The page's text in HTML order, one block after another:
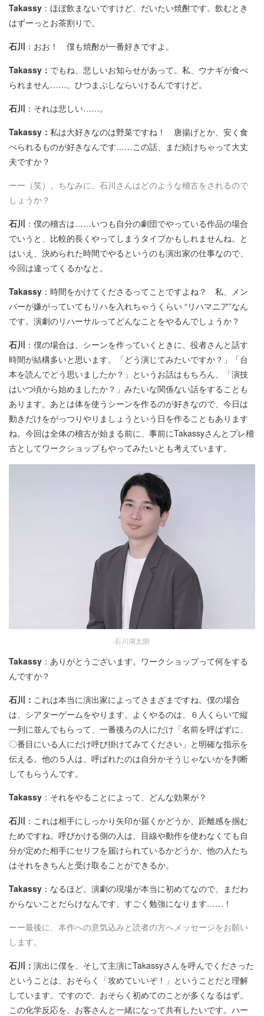
Takassy ：ほぼ飲まないですけど、だいたい焼酎です。飲むとき
はずーっとお茶割りで。
石川 ：おお！ 僕も焼酎が一番好きですよ。
Takassy： でもね、悲しいお知らせがあって。私、ウナギが食べ
られません……。ひつまぶしならいけるんですけど。
石川 ：それは悲しい……。
Takassy： 私は大好きなのは野菜ですね！ 唐揚げとか、安く食
べられるものが好きなんです……この話、まだ続けちゃって大丈
夫ですか？
ーー（笑）。ちなみに、石川さんはどのような稽古をされるので
しょうか？
石川 ：僕の稽古は……いつも自分の劇団でやっている作品の場合
でいうと、比較的長くやってしまうタイプかもしれませんね。と
はいえ、決められた時間でやるというのも演出家の仕事なので、
今回は違ってくるかなと。
Takassy ：時間をかけてくださるってことですよね？ 私、メン
バーが嫌がっていてもリハを入れちゃうくらい “リハマニア”なん
です。演劇のリハーサルってどんなことをやるんでしょうか？
石川 ：僕の場合は、シーンを作っていくときに、役者さんと話す
時間が結構多いと思います。「どう演じてみたいですか？」「台
本を読んでどう思いましたか？」というお話はもちろん、「演技
はいつ頃から始めましたか？」みたいな関係ない話をすることも
あります。あとは体を使うシーンを作るのが好きなので、今日は
動きだけをがっつりやりましょうという日を作ることもあります
ね。今回は全体の稽古が始まる前に、事前にTakassyさんとプレ稽
古としてワークショップもやってみたいとも考えています。
石川湖太朗
Takassy ：ありがとうございます。ワークショップって何をする
んですか？
石川： これは本当に演出家によってさまざまですね。僕の場合
は、シアターゲームをやります。よくやるのは、６人くらいで縦
一列に並んでもらって、一番後ろの人にだけ「名前を呼ばずに、
〇番目にいる人にだけ呼び掛けてみてください」と明確な指示を
伝える。他の５人は、呼ばれたのは自分かそうじゃないかを判断
してもらうんです。
Takassy ：それをやることによって、どんな効果が？
石川 ：これは相手にしっかり矢印が届くかどうか、距離感を掴む
ためですね。呼びかける側の人は、目線や動作を使わなくても自
分が定めた相手にセリフを届けられているかどうか、他の人たち
はそれをきちんと受け取ることができるか。
Takassy ：なるほど。演劇の現場が本当に初めてなので、まだわ
からないことだらけなんです。すごく勉強になります……！
ーー最後に、本作への意気込みと読者の方へメッセージをお願い
します。
石川： 演出に僕を、そして主演にTakassyさんを呼んでくださった
ということは、おそらく「攻めていいぞ！」ということだと理解
しています。ですので、おそらく初めてのことが多くなるはず。
この化学反応を、お客さんと一緒になって共有したいです。ハー